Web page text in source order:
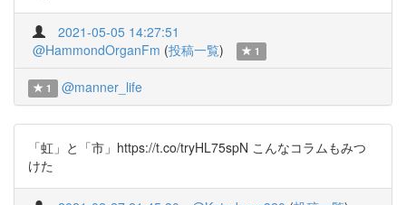
2021-05-05 14:27:51
@HammondOrganFm (投稿一覧) 1
1 @manner_life
「虹」と「市」https://t.co/tryHL75spN こんなコラムもみつ
けた